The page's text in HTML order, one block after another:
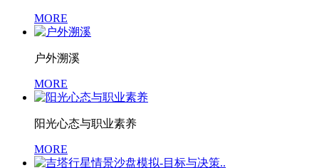
MORE
户外溯溪
MORE
阳光心态与职业素养
MORE